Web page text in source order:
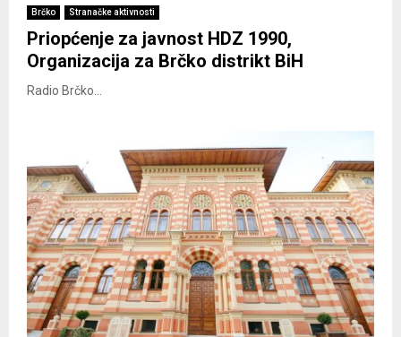
Brčko Stranačke aktivnosti
Priopćenje za javnost HDZ 1990,
Organizacija za Brčko distrikt BiH
Radio Brčko...